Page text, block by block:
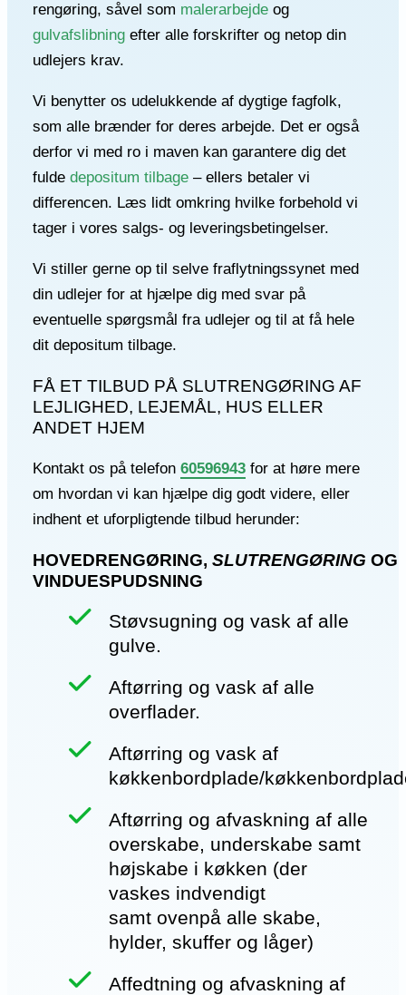
rengøring, såvel som malerarbejde og
gulvafslibning efter alle forskrifter og netop din
udlejers krav.
Vi benytter os udelukkende af dygtige fagfolk,
som alle brænder for deres arbejde. Det er også
derfor vi med ro i maven kan garantere dig det
fulde depositum tilbage – ellers betaler vi
differencen. Læs lidt omkring hvilke forbehold vi
tager i vores salgs- og leveringsbetingelser.
Vi stiller gerne op til selve fraflytningssynet med
din udlejer for at hjælpe dig med svar på
eventuelle spørgsmål fra udlejer og til at få hele
dit depositum tilbage.
FÅ ET TILBUD PÅ SLUTRENGØRING AF
LEJLIGHED, LEJEMÅL, HUS ELLER
ANDET HJEM
Kontakt os på telefon 60596943 for at høre mere
om hvordan vi kan hjælpe dig godt videre, eller
indhent et uforpligtende tilbud herunder:
HOVEDRENGØRING, SLUTRENGØRING OG
VINDUESPUDSNING
Støvsugning og vask af alle
gulve.
Aftørring og vask af alle
overflader.
Aftørring og vask af
køkkenbordplade/
Aftørring og afvaskning af alle
overskabe, underskabe samt
højskabe i køkken (der
vaskes indvendigt
samt ovenpå alle skabe,
hylder, skuffer og låger)
Affedtning og afvaskning af